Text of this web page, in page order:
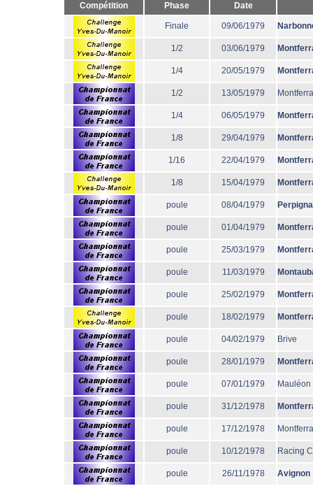
Compétition Phase Date
Finale 09/06/1979
1/2 03/06/1979
1/4 20/05/1979
1/2 13/05/1979
1/4 06/05/1979
1/8 29/04/1979
1/16 22/04/1979
1/8 15/04/1979
poule 08/04/1979
poule 01/04/1979
poule 25/03/1979
poule 11/03/1979
poule 25/02/1979
poule 18/02/1979
poule 04/02/1979 Brive
poule 28/01/1979
poule 07/01/1979 Mauléon
poule 31/12/1978
poule 17/12/1978
poule 10/12/1978 Racing
poule 26/11/1978 Avignon